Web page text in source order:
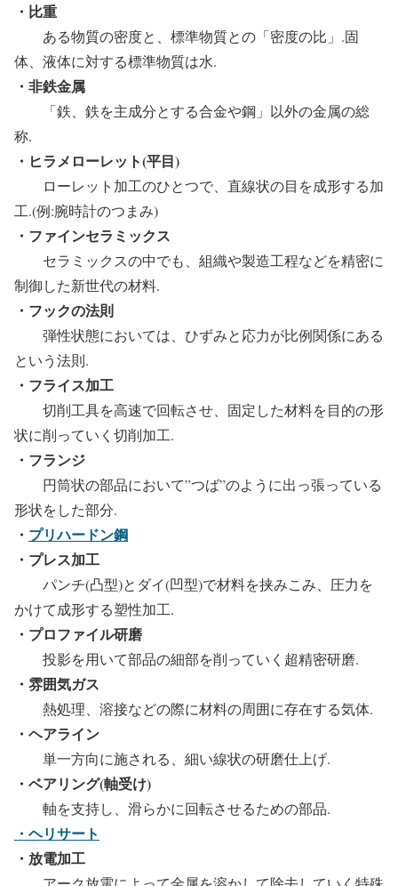
・比重
ある物質の密度と、標準物質との「密度の比」.固
体、液体に対する標準物質は水.
・非鉄金属
「鉄、鉄を主成分とする合金や鋼」以外の金属の総
称.
・ヒラメローレット(平目)
ローレット加工のひとつで、直線状の目を成形する加
工.(例:腕時計のつまみ)
・ファインセラミックス
セラミックスの中でも、組織や製造工程などを精密に
制御した新世代の材料.
・フックの法則
弾性状態においては、ひずみと応力が比例関係にある
という法則.
・フライス加工
切削工具を高速で回転させ、固定した材料を目的の形
状に削っていく切削加工.
・フランジ
円筒状の部品において”つば”のように出っ張っている
形状をした部分.
・ プリハードン鋼
・プレス加工
パンチ(凸型)とダイ(凹型)で材料を挟みこみ、圧力を
かけて成形する塑性加工.
・プロファイル研磨
投影を用いて部品の細部を削っていく超精密研磨.
・雰囲気ガス
熱処理、溶接などの際に材料の周囲に存在する気体.
・ヘアライン
単一方向に施される、細い線状の研磨仕上げ.
・ベアリング(軸受け)
軸を支持し、滑らかに回転させるための部品.
・ヘリサート
・放電加工